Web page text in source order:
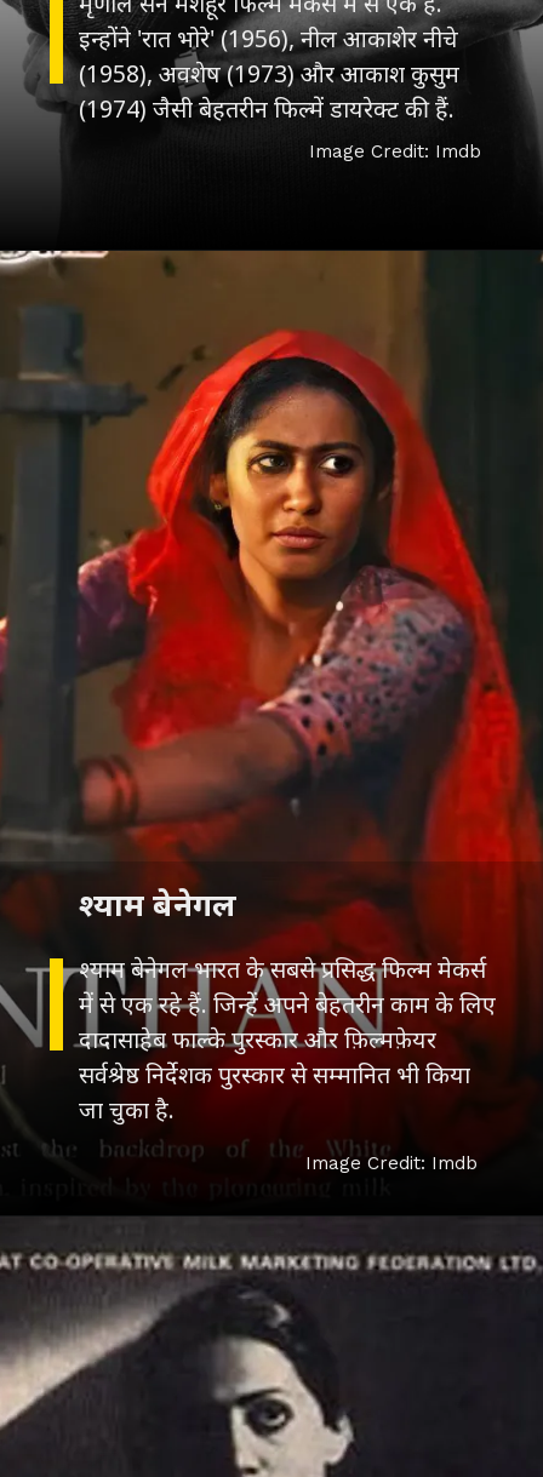
इन्होंने 'रात भोरे' (1956), नील आकाशेर नीचे
(1958), अवशेष (1973) और आकाश कुसुम
(1974) जैसी बेहतरीन फिल्में डायरेक्ट की हैं.
Image Credit: Imdb
श्याम बेनेगल भारत के सबसे प्रसिद्ध फिल्म मेकर्स
में से एक रहे हैं. जिन्हें अपने बेहतरीन काम के लिए
दादासाहेब फाल्के पुरस्कार और फ़िल्मफ़ेयर
सर्वश्रेष्ठ निर्देशक पुरस्कार से सम्मानित भी किया
जा चुका है.
श्याम बेनेगल
Image Credit: Imdb